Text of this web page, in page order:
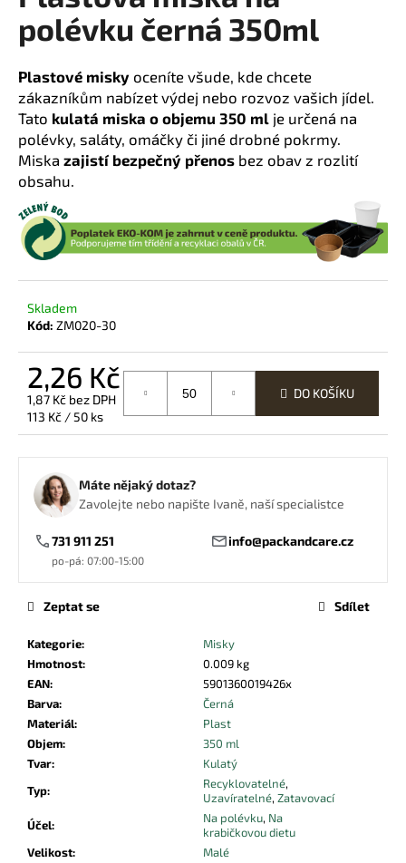
polévku černá 350ml
Plastové misky oceníte všude, kde chcete
zákazníkům nabízet výdej nebo rozvoz vašich jídel.
Tato kulatá miska o objemu 350 ml je určená na
polévky, saláty, omáčky či jiné drobné pokrmy.
Miska zajistí bezpečný přenos bez obav z rozlití
obsahu.
Skladem
Kód: ZM020-30
2,26 Kč
1,87 Kč bez DPH
Měrná
cena:
113 Kč / 50 ks
DO KOŠÍKU
Máte nějaký dotaz?
Zavolejte nebo napište Ivaně, naší specialistce
731 911 251
po-pá: 07:00-15:00
info@packandcare.cz
Kategorie:
Misky
Hmotnost:
0.009 kg
EAN:
5901360019426x
Barva:
Černá
Materiál:
Plast
Objem:
350 ml
Tvar:
Kulatý
Typ: Recyklovatelné,
Uzavíratelné, Zatavovací
Účel: Na polévku, Na
krabičkovou dietu
Velikost:
Malé
Zeptat se Sdílet
a
j
í
t
?
o
p
o
u
u
m
PAPÍROVÁ
KAPSA
PÁREK
ROHLÍKU
HNĚDÁ
0,47
Kč